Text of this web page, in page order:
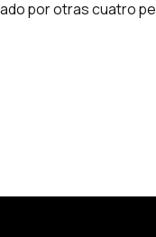
por otras cuatro